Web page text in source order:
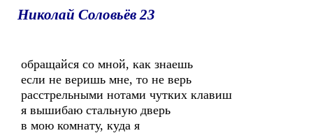
Николай Соловьёв 23
обращайся со мной, как знаешь
если не веришь мне, то не верь
расстрельными нотами чутких клавиш
я вышибаю стальную дверь
в мою комнату, куда я